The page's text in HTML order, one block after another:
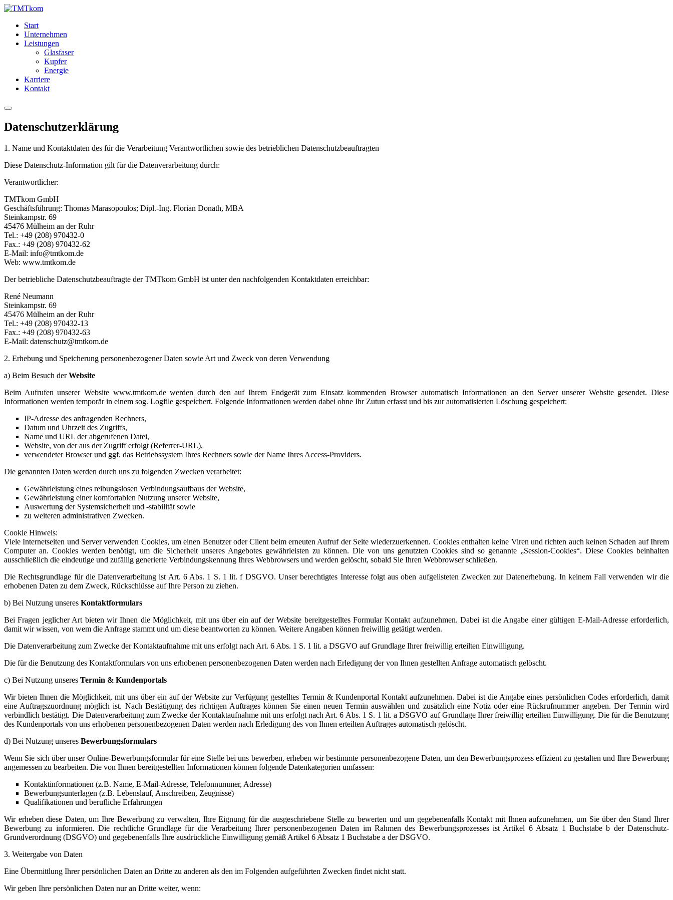
Start
Unternehmen
Leistungen
Glasfaser
Kupfer
Energie
Karriere
Kontakt
Datenschutzerklärung
1. Name und Kontaktdaten des für die Verarbeitung Verantwortlichen sowie des betrieblichen Datenschutzbeauftragten
Diese Datenschutz-Information gilt für die Datenverarbeitung durch:
Verantwortlicher:
TMTkom GmbH
Geschäftsführung: Thomas Marasopoulos; Dipl.-Ing. Florian Donath, MBA
Steinkampstr. 69
45476 Mülheim an der Ruhr
Tel.: +49 (208) 970432-0
Fax.: +49 (208) 970432-62
E-Mail: info@tmtkom.de
Web: www.tmtkom.de
Der betriebliche Datenschutzbeauftragte der TMTkom GmbH ist unter den nachfolgenden Kontaktdaten erreichbar:
René Neumann
Steinkampstr. 69
45476 Mülheim an der Ruhr
Tel.: +49 (208) 970432-13
Fax.: +49 (208) 970432-63
E-Mail: datenschutz@tmtkom.de
2. Erhebung und Speicherung personenbezogener Daten sowie Art und Zweck von deren Verwendung
a) Beim Besuch derWebsite
Beim Aufrufen unserer Website www.tmtkom.de werden durch den auf Ihrem Endgerät zum Einsatz kommenden Browser automatisch Informationen an den Server unserer Website gesendet. Diese
Informationen werden temporär in einem sog. Logfile gespeichert. Folgende Informationen werden dabei ohne Ihr Zutun erfasst und bis zur automatisierten Löschung gespeichert:
IP-Adresse des anfragenden Rechners,
Datum und Uhrzeit des Zugriffs,
Name und URL der abgerufenen Datei,
Website, von der aus der Zugriff erfolgt (Referrer-URL),
verwendeter Browser und ggf. das Betriebssystem Ihres Rechners sowie der Name Ihres Access-Providers.
Die genannten Daten werden durch uns zu folgenden Zwecken verarbeitet:
Gewährleistung eines reibungslosen Verbindungsaufbaus der Website,
Gewährleistung einer komfortablen Nutzung unserer Website,
Auswertung der Systemsicherheit und -stabilität sowie
zu weiteren administrativen Zwecken.
Cookie Hinweis:
Viele Internetseiten und Server verwenden Cookies, um einen Benutzer oder Client beim erneuten Aufruf der Seite wiederzuerkennen. Cookies enthalten keine Viren und richten auch keinen Schaden auf Ihrem
Computer an. Cookies werden benötigt, um die Sicherheit unseres Angebotes gewährleisten zu können. Die von uns genutzten Cookies sind so genannte „Session-Cookies“. Diese Cookies beinhalten
ausschließlich die eindeutige und zufällig generierte Verbindungskennung Ihres Webbrowsers und werden gelöscht, sobald Sie Ihren Webbrowser schließen.
Die Rechtsgrundlage für die Datenverarbeitung ist Art. 6 Abs. 1 S. 1 lit. f DSGVO. Unser berechtigtes Interesse folgt aus oben aufgelisteten Zwecken zur Datenerhebung. In keinem Fall verwenden wir die
erhobenen Daten zu dem Zweck, Rückschlüsse auf Ihre Person zu ziehen.
b) Bei Nutzung unseres Kontaktformulars
Bei Fragen jeglicher Art bieten wir Ihnen die Möglichkeit, mit uns über ein auf der Website bereitgestelltes Formular Kontakt aufzunehmen. Dabei ist die Angabe einer gültigen E-Mail-Adresse erforderlich,
damit wir wissen, von wem die Anfrage stammt und um diese beantworten zu können. Weitere Angaben können freiwillig getätigt werden.
Die Datenverarbeitung zum Zwecke der Kontaktaufnahme mit uns erfolgt nach Art. 6 Abs. 1 S. 1 lit. a DSGVO auf Grundlage Ihrer freiwillig erteilten Einwilligung.
Die für die Benutzung des Kontaktformulars von uns erhobenen personenbezogenen Daten werden nach Erledigung der von Ihnen gestellten Anfrage automatisch gelöscht.
c) Bei Nutzung unseres Termin & Kundenportals
Wir bieten Ihnen die Möglichkeit, mit uns über ein auf der Website zur Verfügung gestelltes Termin & Kundenportal Kontakt aufzunehmen. Dabei ist die Angabe eines persönlichen Codes erforderlich, damit
eine Auftragszuordnung möglich ist. Nach Bestätigung des richtigen Auftrages können Sie einen neuen Termin auswählen und zusätzlich eine Notiz oder eine Rückrufnummer angeben. Der Termin wird
verbindlich bestätigt. Die Datenverarbeitung zum Zwecke der Kontaktaufnahme mit uns erfolgt nach Art. 6 Abs. 1 S. 1 lit. a DSGVO auf Grundlage Ihrer freiwillig erteilten Einwilligung. Die für die Benutzung
des Kundenportals von uns erhobenen personenbezogenen Daten werden nach Erledigung des von Ihnen erteilten Auftrages automatisch gelöscht.
d) Bei Nutzung unseres Bewerbungsformulars
Wenn Sie sich über unser Online-Bewerbungsformular für eine Stelle bei uns bewerben, erheben wir bestimmte personenbezogene Daten, um den Bewerbungsprozess effizient zu gestalten und Ihre Bewerbung
angemessen zu bearbeiten. Die von Ihnen bereitgestellten Informationen können folgende Datenkategorien umfassen:
Kontaktinformationen (z.B. Name, E-Mail-Adresse, Telefonnummer, Adresse)
Bewerbungsunterlagen (z.B. Lebenslauf, Anschreiben, Zeugnisse)
Qualifikationen und berufliche Erfahrungen
Wir erheben diese Daten, um Ihre Bewerbung zu verwalten, Ihre Eignung für die ausgeschriebene Stelle zu bewerten und um gegebenenfalls Kontakt mit Ihnen aufzunehmen, um Sie über den Stand Ihrer
Bewerbung zu informieren. Die rechtliche Grundlage für die Verarbeitung Ihrer personenbezogenen Daten im Rahmen des Bewerbungsprozesses ist Artikel 6 Absatz 1 Buchstabe b der Datenschutz-
Grundverordnung (DSGVO) und gegebenenfalls Ihre ausdrückliche Einwilligung gemäß Artikel 6 Absatz 1 Buchstabe a der DSGVO.
3. Weitergabe von Daten
Eine Übermittlung Ihrer persönlichen Daten an Dritte zu anderen als den im Folgenden aufgeführten Zwecken findet nicht statt.
Wir geben Ihre persönlichen Daten nur an Dritte weiter, wenn: